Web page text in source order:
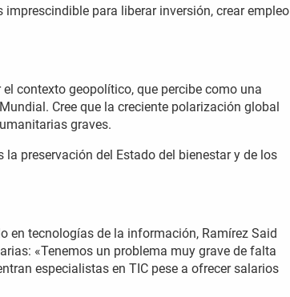
para liberar inversión, crear empleo
contexto geopolítico, que percibe como una
Cree que la creciente polarización global
graves.
preservación del Estado del bienestar y de los
en tecnologías de la información, Ramírez Said
«Tenemos un problema muy grave de falta
especialistas en TIC pese a ofrecer salarios